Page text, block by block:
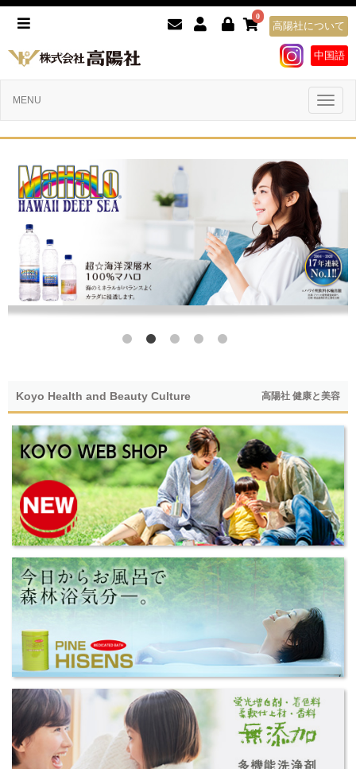
0
高陽社について
中国語
MENU
Koyo Health and Beauty Culture 高陽社 健康と美容